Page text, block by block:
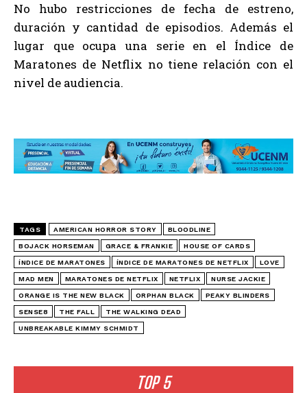
TOP 5
No hubo restricciones de fecha de estreno,
duración y cantidad de episodios. Además el
lugar que ocupa una serie en el Índice de
Maratones de Netflix no tiene relación con el
nivel de audiencia.
TAGS AMERICAN HORROR STORY BLOODLINE
BOJACK HORSEMAN GRACE & FRANKIE HOUSE OF CARDS
ÍNDICE DE MARATONES ÍNDICE DE MARATONES DE NETFLIX LOVE
MAD MEN MARATONES DE NETFLIX NETFLIX NURSE JACKIE
ORANGE IS THE NEW BLACK ORPHAN BLACK PEAKY BLINDERS
SENSE8 THE FALL THE WALKING DEAD
UNBREAKABLE KIMMY SCHMIDT